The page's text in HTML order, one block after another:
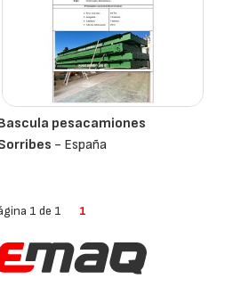
pesacamiones
- España
1 de 1 1